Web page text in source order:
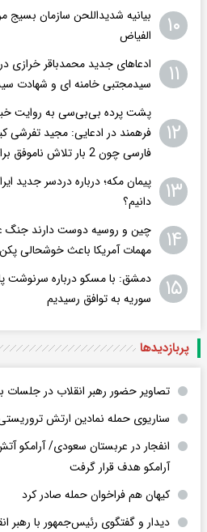
۱۰
بیانیه شدیداللحن سازمان بسیج
الفیاض
۱۱
ادعاهای جدید محمدباقر خرازی
سیدمجتبی خامنه ای و شهادت
۱۲
پشت پرده بی‌بی‌سی به روایت
فرهمند در ادعایی: مجید
فارسی چون 2 بار تلاش ناموفق برای استخدام داشت
۱۳
پیمان مکه؛ درباره دردسر جدید
دانیم؟
۱۴
چین و روسیه دوست دارند جنگ
مهمات آمریکا باعث خوشحالی
۱۵
دمشق: با مسکو درباره سرنوشت
سوریه به توافق رسیدیم
پربازدید‌ها
تصاویر حضور رهبر انقلاب در جلسات
سناریوی حمله نمادین ارتش
انفجار در عربستان سعودی/ آرامکو
آرامکو هدف قرار گرفت
کیهان هم فراخوان حمله صادر کرد
دیدار و گفتگوی رئیس‌جمهور با رهبر